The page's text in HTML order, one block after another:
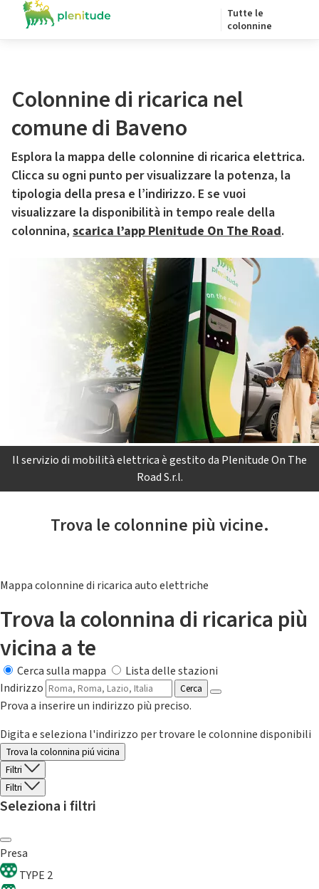
Tutte le
colonnine
Colonnine di ricarica nel
comune di Baveno
Esplora la mappa delle colonnine di ricarica elettrica.
Clicca su ogni punto per visualizzare la potenza, la
tipologia della presa e l’indirizzo. E se vuoi
visualizzare la disponibilità in tempo reale della
colonnina, scarica l’app Plenitude On The Road.
Il servizio di mobilità elettrica è gestito da Plenitude On The
Road S.r.l.
Trova le colonnine più vicine.
Mappa colonnine di ricarica auto elettriche
Trova la colonnina di ricarica più
vicina a te
Cerca sulla mappa
Lista delle stazioni
Indirizzo
Cerca
Prova a inserire un indirizzo più preciso.
Digita e seleziona l'indirizzo per trovare le colonnine disponibili
Trova la colonnina piú vicina
Filtri
Filtri
Seleziona i filtri
Presa
TYPE 2